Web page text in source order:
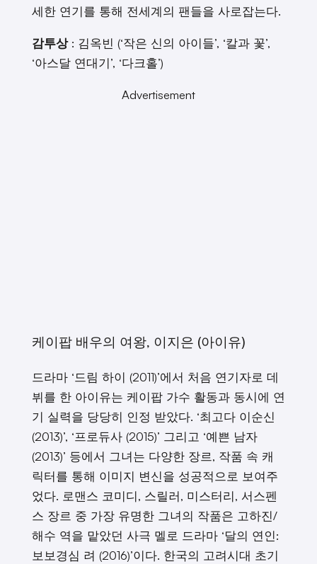
세한 연기를 통해 전세계의 팬들을 사로잡는다.
감투상: 김옥빈 (‘작은 신의 아이들’, ‘칼과 꽃’,
‘아스달 연대기’, ‘다크홀’)
Advertisement
케이팝 배우의 여왕, 이지은 (아이유)
드라마 ‘드림 하이 (2011)’에서 처음 연기자로 데
뷔를 한 아이유는 케이팝 가수 활동과 동시에 연
기 실력을 당당히 인정 받았다. ‘최고다 이순신
(2013)’, ‘프로듀사 (2015)’ 그리고 ‘예쁜 남자
(2013)’ 등에서 그녀는 다양한 장르, 작품 속 캐
릭터를 통해 이미지 변신을 성공적으로 보여주
었다. 로맨스 코미디, 스릴러, 미스터리, 서스펜
스 장르 중 가장 유명한 그녀의 작품은 고하진/
해수 역을 맡았던 사극 멜로 드라마 ‘달의 연인:
보보경심 려 (2016)’이다. 한국의 고려시대 초기